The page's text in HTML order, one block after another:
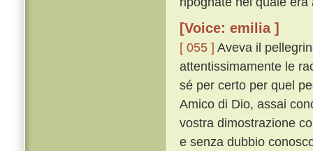
[Voice: emilia ]
[ 055 ] Aveva il
attentissimamente le
sé per certo per quel
Amico di Dio, assai
vostra dimostrazione
e senza dubbio